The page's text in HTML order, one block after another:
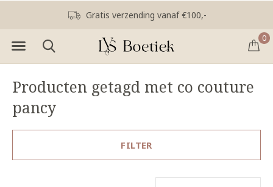
0
Gratis verzending vanaf €100,-
Producten getagd met co couture
pancy
FILTER